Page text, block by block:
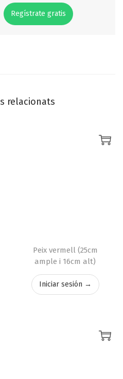
Regístrate gratis
relacionats
Peix vermell (25cm
ample i 16cm alt)
Iniciar sesión →